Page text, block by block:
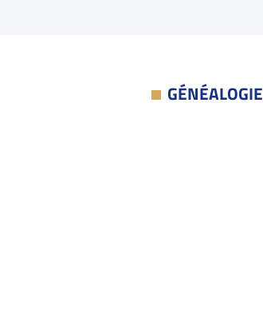
GÉNÉALOGIE